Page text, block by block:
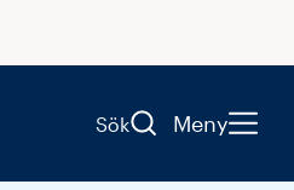
Sök Meny